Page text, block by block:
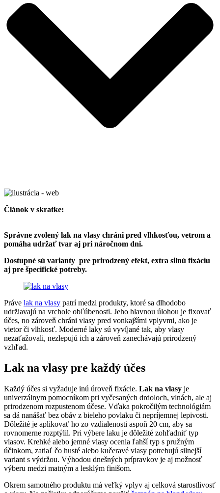
Článok v skratke:
Správne zvolený lak na vlasy chráni pred vlhkosťou, vetrom a
pomáha udržať tvar aj pri náročnom dni.
Dostupné sú varianty pre prirodzený efekt, extra silnú fixáciu
aj pre špecifické potreby.
Práve lak na vlasy patrí medzi produkty, ktoré sa dlhodobo
udržiavajú na vrchole obľúbenosti. Jeho hlavnou úlohou je fixovať
účes, no zároveň chráni vlasy pred vonkajšími vplyvmi, ako je
vietor či vlhkosť. Moderné laky sú vyvíjané tak, aby vlasy
nezaťažovali, nezlepujú ich a zároveň zanechávajú prirodzený
vzhľad.
Lak na vlasy pre každý účes
Každý účes si vyžaduje inú úroveň fixácie. Lak na vlasy je
univerzálnym pomocníkom pri vyčesaných drdoloch, vlnách, ale aj
prirodzenom rozpustenom účese. Vďaka pokročilým technológiám
sa dá nanášať bez obáv z bieleho povlaku či nepríjemnej lepivosti.
Dôležité je aplikovať ho zo vzdialenosti aspoň 20 cm, aby sa
rovnomerne rozptýlil. Pri výbere laku je dôležité zohľadniť typ
vlasov. Krehké alebo jemné vlasy ocenia ľahší typ s pružným
účinkom, zatiaľ čo husté alebo kučeravé vlasy potrebujú silnejší
variant s výdržou. Výhodou dnešných prípravkov je aj možnosť
výberu medzi matným a lesklým finišom.
Okrem samotného produktu má veľký vplyv aj celková starostlivosť